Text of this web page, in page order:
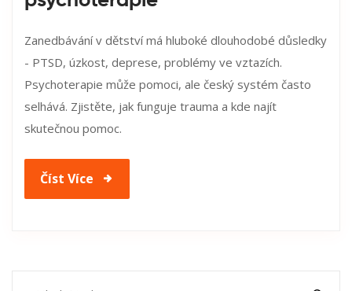
Zanedbávání v dětství má hluboké dlouhodobé důsledky
- PTSD, úzkost, deprese, problémy ve vztazích.
Psychoterapie může pomoci, ale český systém často
selhává. Zjistěte, jak funguje trauma a kde najít
skutečnou pomoc.
Číst Více